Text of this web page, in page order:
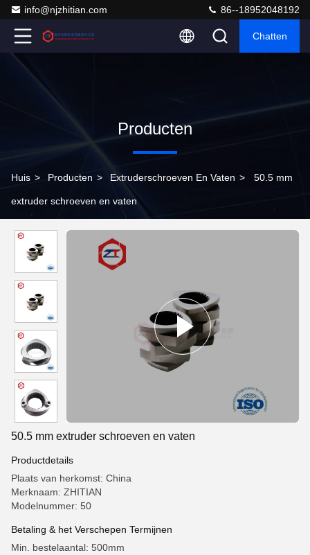
info@njzhitian.com 86--18952048192
Chatten
Producten
Huis > Producten > Extruderschroeven En Vaten > 50.5 mm
extruder schroeven en vaten
50.5 mm extruder schroeven en vaten
Productdetails
Plaats van herkomst: China
Merknaam: ZHITIAN
Modelnummer: 50
Betaling & het Verschepen Termijnen
Min. bestelaantal: 500mm